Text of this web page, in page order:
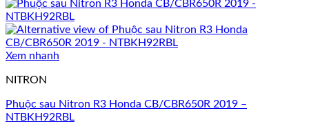
Xem nhanh
NITRON
Phuộc sau Nitron R3 Honda CB/CBR650R 2019 –
NTBKH92RBL